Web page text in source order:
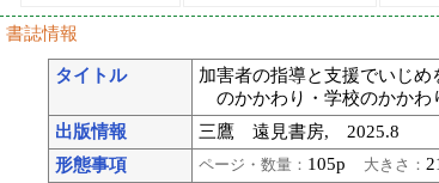
書誌情報
タイトル
加害者の指導と支援でいじ
のかかわり・学校のかか
出版情報
三鷹 遠見書房, 2025.8
形態事項
ページ・数量： 105p 大きさ：